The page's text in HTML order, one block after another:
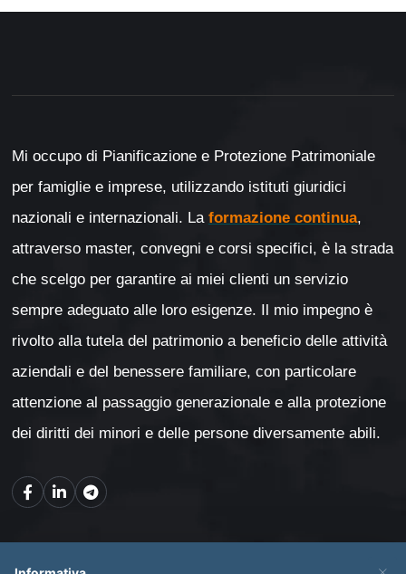
Mi occupo di Pianificazione e Protezione Patrimoniale
per famiglie e imprese, utilizzando istituti giuridici
nazionali e internazionali. La formazione continua,
attraverso master, convegni e corsi specifici, è la strada
che scelgo per garantire ai miei clienti un servizio
sempre adeguato alle loro esigenze. Il mio impegno è
rivolto alla tutela del patrimonio a beneficio delle attività
aziendali e del benessere familiare, con particolare
attenzione al passaggio generazionale e alla protezione
dei diritti dei minori e delle persone diversamente abili.